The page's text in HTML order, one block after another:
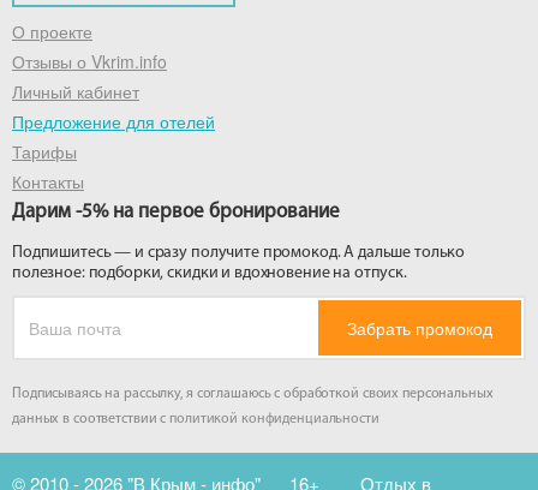
О проекте
Отзывы о Vkrim.info
Личный кабинет
Предложение для отелей
Тарифы
Контакты
Дарим -5% на первое бронирование
Подпишитесь — и сразу получите промокод. А дальше только
полезное: подборки, скидки и вдохновение на отпуск.
Забрать промокод
Подписываясь на рассылку, я соглашаюсь с обработкой своих персональных
данных в соответствии с политикой конфиденциальности
© 2010 - 2026 "В Крым - инфо" 16+ Отдых в